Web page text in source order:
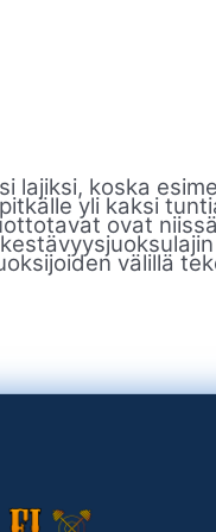
lajiksi, koska
yli kaksi
ovat
välillä